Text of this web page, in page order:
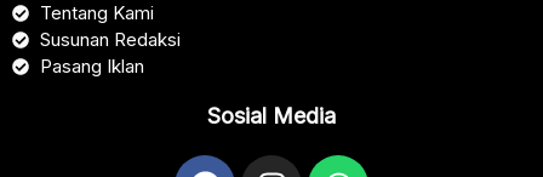
Tentang Kami
Susunan Redaksi
Pasang Iklan
Sosial Media